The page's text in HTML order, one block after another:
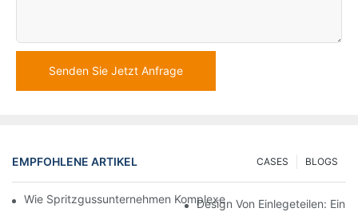
Senden Sie Jetzt Anfrage
EMPFOHLENE ARTIKEL BLOGS
CASES
Wie Spritzgussunternehmen Komplexe Designanforderungen
Design Von Einlegeteilen: Ein